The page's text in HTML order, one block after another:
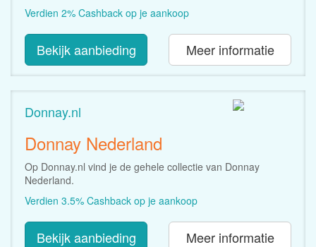
Verdien 2% Cashback op je aankoop
Bekijk aanbieding Meer informatie
Donnay.nl
Donnay Nederland
Op Donnay.nl vind je de gehele collectie van Donnay
Nederland.
Verdien 3.5% Cashback op je aankoop
Bekijk aanbieding Meer informatie